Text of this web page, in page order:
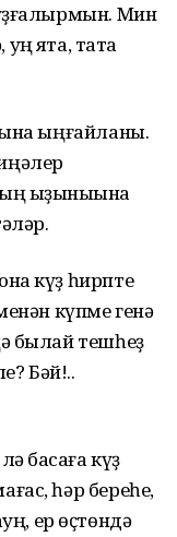
Мин
яҡта, таҡта
ыңғайланы.
ҡыҙыныҡына
күҙ һирпте
күпме генә
былай тешһеҙ
Бәй!..
баҡсаға күҙ
һәр береһе,
ер өҫтөндә